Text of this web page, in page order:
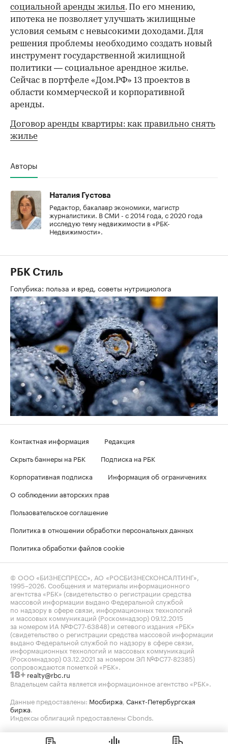
социальной аренды жилья. По его мнению,
ипотека не позволяет улучшать жилищные
условия семьям с невысокими доходами. Для
решения проблемы необходимо создать новый
инструмент государственной жилищной
политики — социальное арендное жилье.
Сейчас в портфеле «Дом.РФ» 13 проектов в
области коммерческой и корпоративной
аренды.
Договор аренды квартиры: как правильно снять
жилье
Авторы
Наталия Густова
Редактор, бакалавр экономики, магистр
журналистики. В СМИ - с 2014 года, с 2020 года
исследую тему недвижимости в «РБК-
Недвижимости».
РБК Стиль
Голубика: польза и вред, советы нутрициолога
Контактная информация
Редакция
Скрыть баннеры на РБК
Подписка на РБК
Корпоративная подписка
Информация об ограничениях
О соблюдении авторских прав
Пользовательское соглашение
Политика в отношении обработки персональных данных
Политика обработки файлов cookie
© ООО «БИЗНЕСПРЕСС», АО «РОСБИЗНЕСКОНСАЛТИНГ»,
1995–2026 . Сообщения и материалы информационного
агентства «РБК» (свидетельство о регистрации средства
массовой информации выдано Федеральной службой
по надзору в сфере связи, информационных технологий
и массовых коммуникаций (Роскомнадзор) 09.12.2015
за номером ИА №ФС77-63848) и сетевого издания «РБК»
(свидетельство о регистрации средства массовой информации
выдано Федеральной службой по надзору в сфере связи,
информационных технологий и массовых коммуникаций
(Роскомнадзор) 03.12.2021 за номером ЭЛ №ФС77-82385)
сопровождаются пометкой «РБК».
18+ realty@rbc.ru
Владельцем сайта является информационное агентство «РБК».
Данные предоставлены: Мосбиржа Санкт-Петербургская
биржа
Индексы облигаций предоставлены Cbonds.